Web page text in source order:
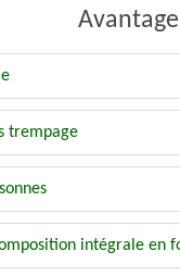
trempage
intégrale en